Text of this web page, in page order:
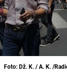
Foto: Dž. K. / A. K. /